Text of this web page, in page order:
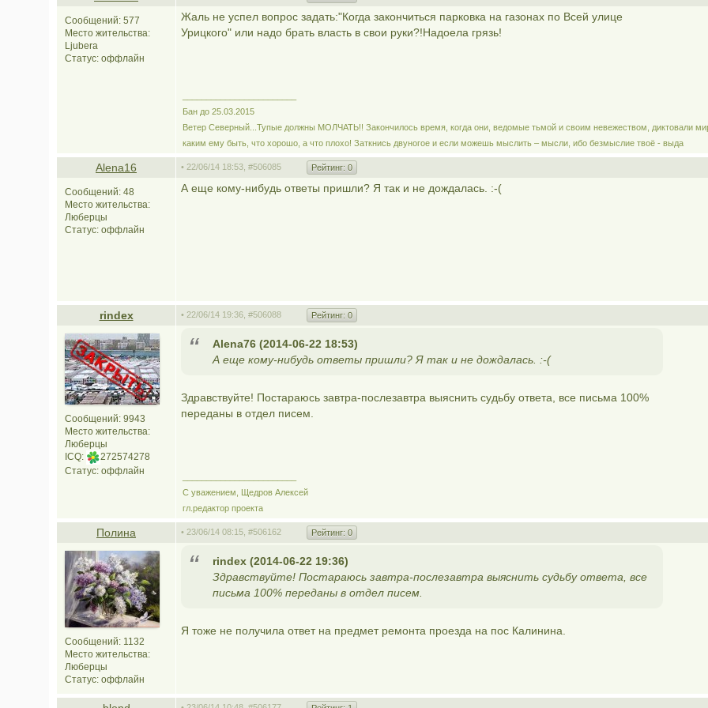
Сообщений: 577
Место жительства:
Ljubera
Статус: оффлайн
Жаль не успел вопрос задать:"Когда закончиться парковка на газонах по Всей улице
Урицкого" или надо брать власть в свои руки?!Надоела грязь!
Бан до 25.03.2015
Ветер Северный...Тупые должны МОЛЧАТЬ!! Закончилось время, когда они, ведомые тьмой и своим невежеством, диктовали
каким ему быть, что хорошо, а что плохо! Заткнись двуногое и если можешь мыслить – мысли, ибо безмыслие твоё - выда
Alena16 • 22/06/14 18:53, #506085 Рейтинг: 0
Сообщений: 48
Место жительства:
Люберцы
Статус: оффлайн
А еще кому-нибудь ответы пришли? Я так и не дождалась. :-(
rindex • 22/06/14 19:36, #506088 Рейтинг: 0
Сообщений: 9943
Место жительства:
Люберцы
ICQ:
272574278
Статус: оффлайн
Alena76 (2014-06-22 18:53)
А еще кому-нибудь ответы пришли? Я так и не дождалась. :-(
Здравствуйте! Постараюсь завтра-послезавтра выяснить судьбу ответа, все письма 100%
переданы в отдел писем.
С уважением, Щедров Алексей
гл.редактор проекта
Полина • 23/06/14 08:15, #506162 Рейтинг: 0
Сообщений: 1132
Место жительства:
Люберцы
Статус: оффлайн
rindex (2014-06-22 19:36)
Здравствуйте! Постараюсь завтра-послезавтра выяснить судьбу ответа, все
письма 100% переданы в отдел писем.
Я тоже не получила ответ на предмет ремонта проезда на пос Калинина.